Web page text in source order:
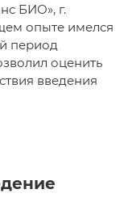
БИО», г.
опыте имелся
период
оценить
введения